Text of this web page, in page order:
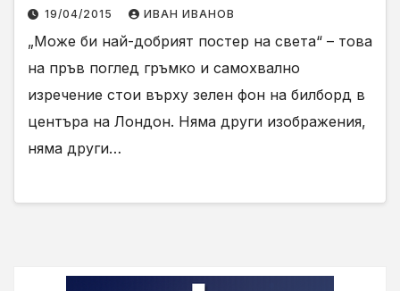
19/04/2015 ИВАН ИВАНОВ
„Може би най-добрият постер на света“ – това
на пръв поглед гръмко и самохвално
изречение стои върху зелен фон на билборд в
центъра на Лондон. Няма други изображения,
няма други…